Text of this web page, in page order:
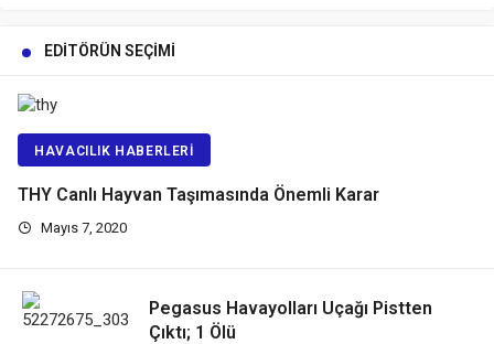
EDITÖRÜN SEÇIMI
HAVACILIK HABERLERI
THY Canlı Hayvan Taşımasında Önemli Karar
Mayıs 7, 2020
Pegasus Havayolları Uçağı Pistten
Çıktı; 1 Ölü